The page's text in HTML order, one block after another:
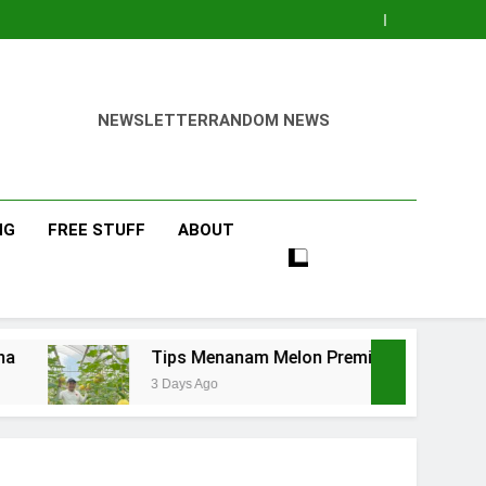
NEWSLETTERRANDOM NEWS
FREE STUFF ABOUT
Tips Menanam Melon Premium di Polibag Skala
3 Days Ago